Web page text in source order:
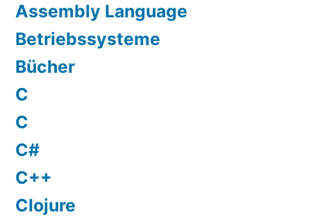
Assembly Language
Betriebssysteme
Bücher
C
C
C#
C++
Clojure